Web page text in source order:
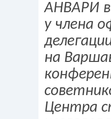
АНВАРИ
у члена
на
Центра